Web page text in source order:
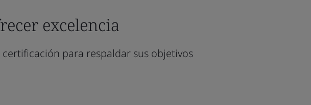
excelencia
para respaldar sus objetivos